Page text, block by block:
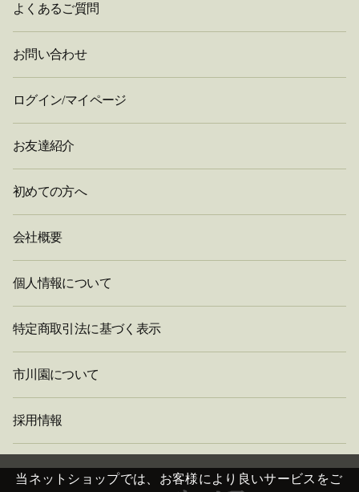
よくあるご質問
お問い合わせ
ログイン/マイページ
お友達紹介
初めての方へ
会社概要
個人情報について
特定商取引法に基づく表示
市川園について
採用情報
当ネットショップでは、お客様により良いサービスをご
閉
じ